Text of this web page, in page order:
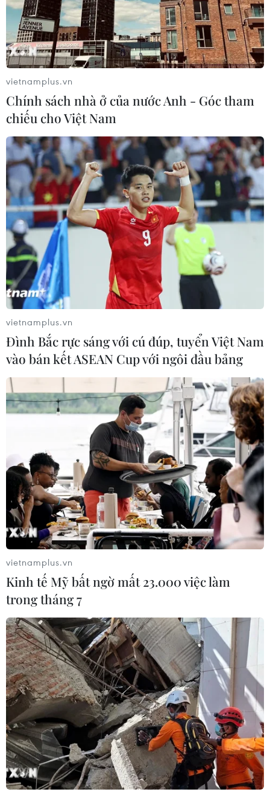
Nghị sỹ Mỹ kêu gọi đẩy mạnh thực thi
biện pháp trừng phạt Triều Tiên
19/03/2019 01:45
Hai Thượng nghị sỹ Mỹ đã kêu gọi chính quyền điều
chỉnh tiến độ thực thi các lệnh trừng phạt Triều Tiên, và
nhấn mạnh rằng trong năm 2018, sự can dự của Mỹ đối
với Bình Nhưỡng đã suy giảm đáng kể.
Hàn Quốc kêu gọi Triều Tiên có bước đi
cụ thể hướng tới phi hạt nhân
19/03/2019 07:21
Ông Moon Chung-in, một cố vấn an ninh cấp cao của
Tổng thống Hàn Quốc Moon Jae-in, ngày 19/3 kêu gọi
Triều Tiên nên có "hành động thiết thực" hướng tới việc
từ bỏ vũ khí hạt nhân.
vietnamplus.vn
Chính sách nhà ở của nước Anh - Góc tham
chiếu cho Việt Nam
vietnamplus.vn
Đình Bắc rực sáng với cú đúp, tuyển Việt Nam
vào bán kết ASEAN Cup với ngôi đầu bảng
vietnamplus.vn
Kinh tế Mỹ bất ngờ mất 23.000 việc làm
trong tháng 7